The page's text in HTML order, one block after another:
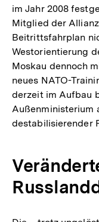
im Jahr 2008
Mitglied der
Beitrittsfahrplan
Westorientierung
Moskau dennoch
neues NATO-
derzeit im Aufbau
Außenministerium
destabilisierender